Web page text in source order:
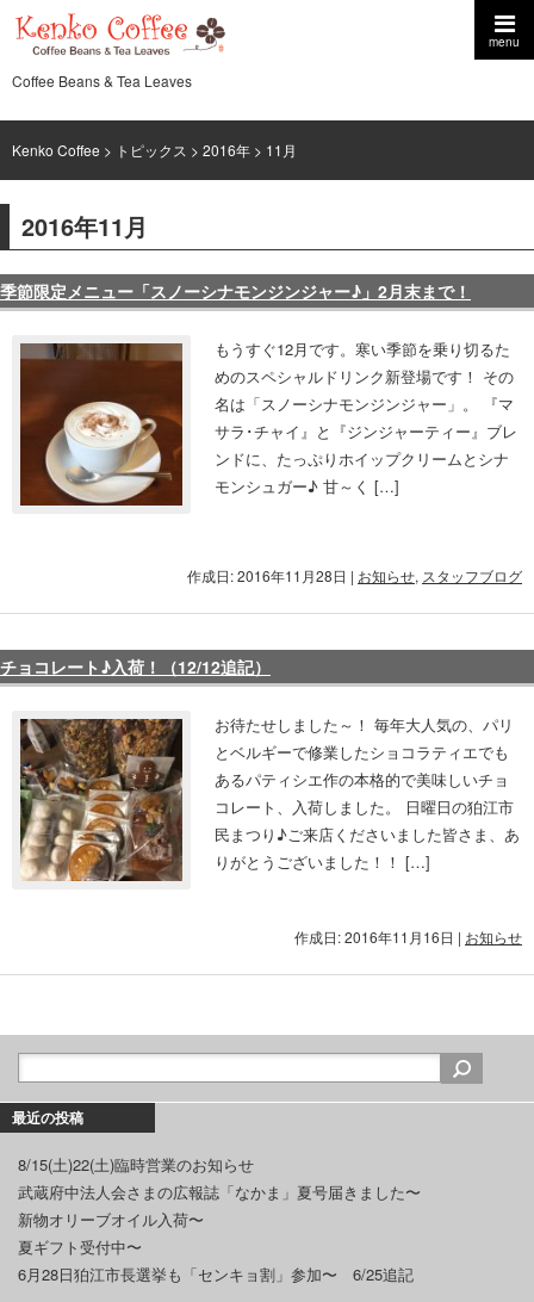
menu
Coffee Beans & Tea Leaves
Kenko Coffee > トピックス > 2016年 > 11月
2016年11月
季節限定メニュー「スノーシナモンジンジャー♪」2月末まで！
もうすぐ12月です。寒い季節を乗り切るた
めのスペシャルドリンク新登場です！ その
名は「スノーシナモンジンジャー」。 『マ
サラ･チャイ』と『ジンジャーティー』ブレ
ンドに、たっぷりホイップクリームとシナ
モンシュガー♪ 甘～く […]
作成日: 2016年11月28日 | お知らせ, スタッフブログ
チョコレート♪入荷！（12/12追記）
お待たせしました～！ 毎年大人気の、パリ
とベルギーで修業したショコラティエでも
あるパティシエ作の本格的で美味しいチョ
コレート、入荷しました。 日曜日の狛江市
民まつり♪ご来店くださいました皆さま、あ
りがとうございました！！ […]
作成日: 2016年11月16日 | お知らせ
最近の投稿
8/15(土)22(土)臨時営業のお知らせ
武蔵府中法人会さまの広報誌「なかま」夏号届きました〜
新物オリーブオイル入荷〜
夏ギフト受付中〜
6月28日狛江市長選挙も「センキョ割」参加〜 6/25追記